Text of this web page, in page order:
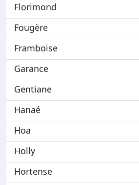
Florimond
Fougère
Framboise
Garance
Gentiane
Hanaé
Hoa
Holly
Hortense